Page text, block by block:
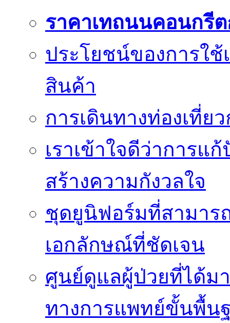
ราคาเทถนนคอนกรีต
ประโยชน์ของการใ
สินค้า
การเดินทางท่องเที่ย
เราเข้าใจดีว่าการแ
สร้างความกังวลใจ
ชุดยูนิฟอร์มที่สามาร
เอกลักษณ์ที่ชัดเจน
ศูนย์ดูแลผู้ป่วยที่ได้ม
ทางการแพทย์ขั้นพื้น